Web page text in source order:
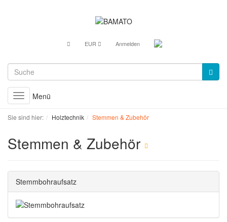
EUR Anmelden
Toggle
navigation
Menü
Sie sind hier: Holztechnik Stemmen & Zubehör
Stemmen & Zubehör
Stemmbohraufsatz